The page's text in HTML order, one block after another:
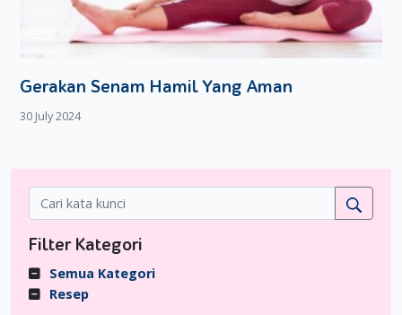
Gerakan Senam Hamil Yang Aman
30 July 2024
Filter Kategori
Semua Kategori
Resep